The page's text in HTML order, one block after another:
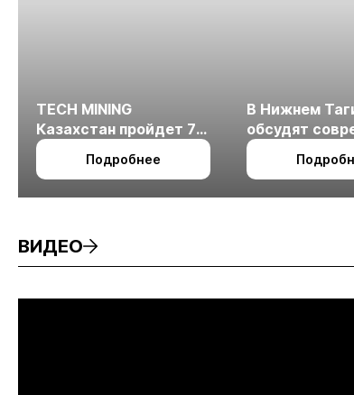
TECH MINING
Казахстан пройдет 7
октября в Алматы
Подробнее
В Нижнем
обсудят
технологии
измельчения
ВИДЕО